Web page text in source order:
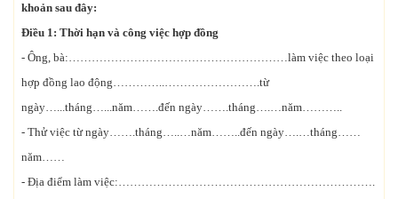
khoản sau đây:
Điều 1: Thời hạn và công việc hợp đồng
- Ông, bà:…………………………………………………làm việc theo loại
hợp đồng lao động…………..…………………….từ
ngày…...tháng…...năm…….đến ngày…….tháng….…năm………..
- Thử việc từ ngày…….tháng…..…năm……..đến ngày….…tháng……
năm……
- Địa điểm làm việc:………………………………………………………….